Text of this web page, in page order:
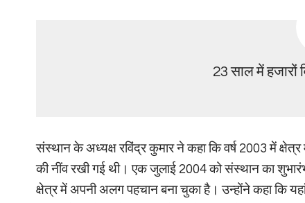
23 साल में हजारों
संस्थान के अध्यक्ष रविंद्र कुमार ने कहा कि वर्ष 2003 में
की नींव रखी गई थी। एक जुलाई 2004 को संस्थान का
क्षेत्र में अपनी अलग पहचान बना चुका है। उन्होंने कहा कि यहां